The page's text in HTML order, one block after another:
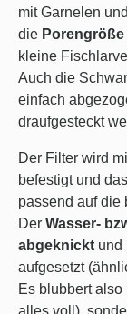
mit Garnelen
die
kleine
Auch die
einfach
draufgesteckt
Der Filter wird
befestigt und das
passend auf die
Der Wasser-
abgeknickt und
aufgesetzt
Es blubbert